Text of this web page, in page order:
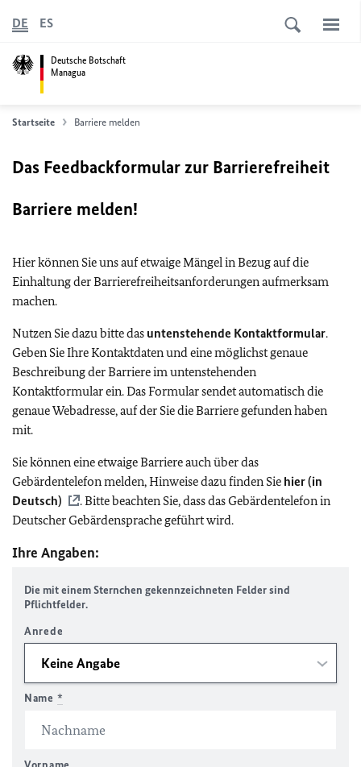
Deutsche Botschaft
Managua
DE ES
Startseite Barriere melden
Das Feedbackformular zur Barrierefreiheit
Barriere melden!
Hier können Sie uns auf etwaige Mängel in Bezug auf die
Einhaltung der Barrierefreiheitsanforderungen aufmerksam
machen.
Nutzen Sie dazu bitte das untenstehende Kontaktformular.
Geben Sie Ihre Kontaktdaten und eine möglichst genaue
Beschreibung der Barriere im untenstehenden
Kontaktformular ein. Das Formular sendet automatisch die
genaue Webadresse, auf der Sie die Barriere gefunden haben
mit.
Sie können eine etwaige Barriere auch über das
Gebärdentelefon melden, Hinweise dazu finden Sie hier (in
Deutsch)
. Bitte beachten Sie, dass das Gebärdentelefon in
Deutscher Gebärdensprache geführt wird.
Ihre Angaben:
Die mit einem Sternchen gekennzeichneten Felder sind
Pflichtfelder.
Anrede
Name *